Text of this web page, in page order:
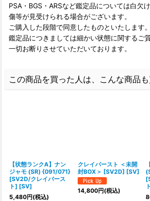
PSA・BGS・ARSなど鑑定品については白欠
傷等が見受けられる場合がございます。
ご購入した段階で同意したものといたします。
鑑定品につきましては細かい状態に関するご
一切お断りさせていただいております。
この商品を買った人は、こんな商品
【状態ランクA】ナン
ジャモ (SR) {091/071}
[SV2D/クレイバース
ト] [SV]
5,480円(税込)
クレイバースト ＜未開
封BOX＞ [SV2D] [SV]
14,800円(税込)